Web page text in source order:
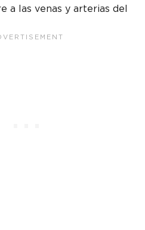
a las venas y arterias del